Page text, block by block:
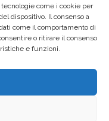
come i cookie per
dispositivo. Il consenso a
come il comportamento di
o ritirare il consenso
e funzioni.